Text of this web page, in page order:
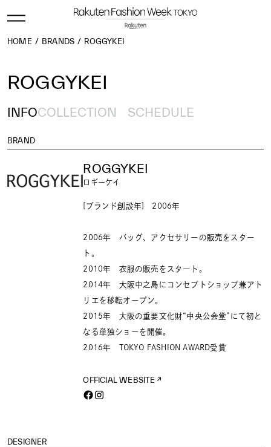
HOME BRANDS ROGGYKEI
ROGGYKEI
INFOCOLLECTION SCHEDULE
BRAND
ROGGYKEI
ロギーケイ
[ブランド創設年] 2006年
2006年 バッグ、アクセサリーの販売をスター
ト。
2010年 衣服の販売をスタート。
2014年 大阪中之島にコンセプトショップ兼アト
リエを移転オープン。
2015年 大阪の重要文化財“中央公会堂”にて初と
なる単独ショーを開催。
2016年 TOKYO FASHION AWARD受賞
OFFICIAL WEBSITE
DESIGNER